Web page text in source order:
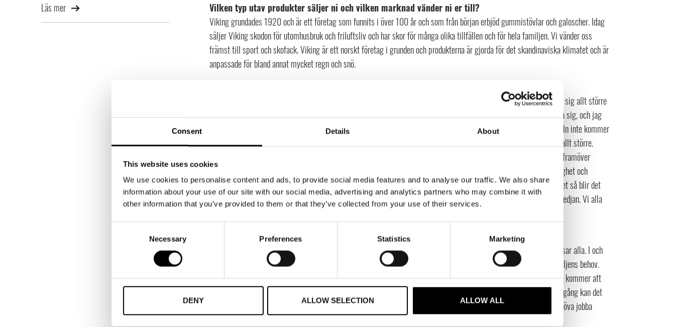
Consent Details About
This website uses cookies
We use cookies to personalise content and ads, to provide social media features and to analyse our traffic. We also share
information about your use of our site with our social media, advertising and analytics partners who may combine it with
other information that you’ve provided to them or that they’ve collected from your use of their services.
Necessary Preferences Statistics Marketing
DENY ALLOW SELECTION ALLOW ALL
Läs mer
Vilken typ utav produkter säljer ni och vilken marknad vänder ni er till?
Viking grundades 1920 och är ett företag som funnits i över 100 år och som från början erbjöd gummistövlar och galoscher. Idag
säljer Viking skodon för utomhusbruk och friluftsliv och har skor för många olika tillfällen och för hela familjen. Vi vänder oss
främst till sport och skofack. Viking är ett norskt företag i grunden och produkterna är gjorda för det skandinaviska klimatet och är
anpassade för bland annat mycket regn och snö.
Branschen har genomgått stora förändringar sedan jag började och då syftar jag till stor del på e-handeln. Den växer sig allt större
och den fysiska handeln har blivit lite mer pressad. E-handeln har förändrat sättet att arbeta och man måste anpassa sig, och jag
tror att e-handeln kommer vara fortsatt stor och växa ännu mer i framtiden. Samtidigt tror jag att den fysiska handeln inte kommer
att försvinna, bara moderniseras och utvecklas och mer mot de digitala och jag tror liveshopping kommer växa sig allt större.
Produkter som säljs via e-handel idag visas upp på mer avancerade sätt med hjälp av teknologi och jag tror att det framöver
kommer visas på liknande sätt av säljare i fysiska showroom. För framtiden tror jag två saker är viktigt – tillgänglighet och
hållbarhet. Det gäller att vara tillgänglig för kunden och anpassa sig efter de som efterfrågas, och gällande hållbarhet så blir det
hela tiden ett mer aktuellt ämne i branschen. Det ställs högre krav både i produktutveckling och transparens i hela kedjan. Vi alla
jobbar också hårt för att tackla utmaningar som inflation, höjda räntor och liknande.
Vad skulle du säga är er största tillgång, och er största utmaning?
En stor tillgång för oss på Viking är bredden i vårt sortiment, vi erbjuder många produkter och vi har något som passar alla. I och
med att vi erbjuder något för hela familjen behöver inte våra kunder vända sig till någon annan för att fylla hela familjens behov.
Något som är väldigt roligt är också att vi expanderar vårt sortiment och kommer till hösten lansera barnkläder. Det kommer att
vara uteplagg som matchar kvaliteten på de barnskor vi har. På samma sätt som vårt breda sortiment är en stor tillgång kan det
också vara en utmaning. Det ät viktigt att man är relevant på alla områden och med ett brett sortiment kan man behöva jobba
hårdare med det.